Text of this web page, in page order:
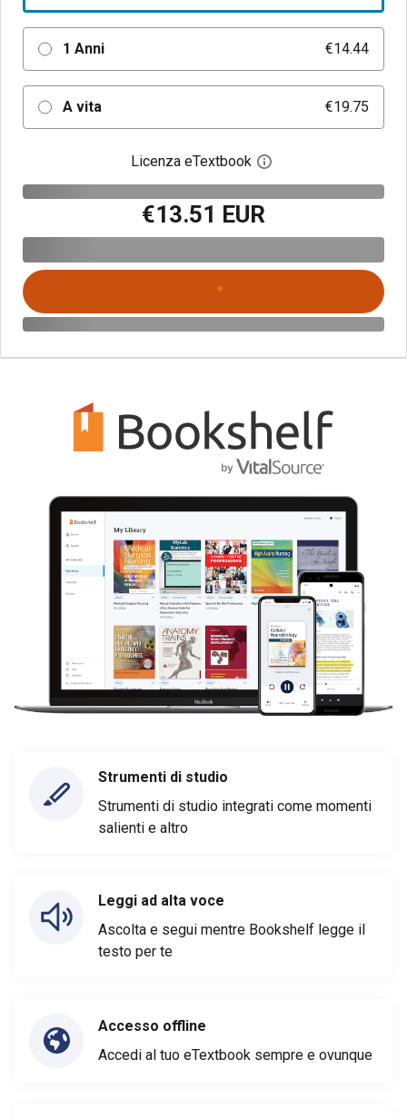
1 Anni €14.44
A vita €19.75
Licenza eTextbook Apri la finestra di
€13.51 EUR
Strumenti di studio
Strumenti di studio integrati come momenti
salienti e altro
Leggi ad alta voce
Ascolta e segui mentre Bookshelf legge il
testo per te
Accesso offline
Accedi al tuo eTextbook sempre e ovunque